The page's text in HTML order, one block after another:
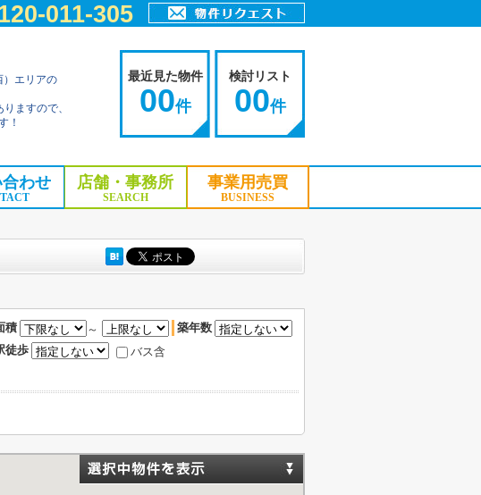
011-305
）エリアの
ますので、
！
最近見た物件
00件
検討リスト
00件
わせ 店舗・事務所
SEARCH
事業用売買
BUSINESS
積 ～
築年数
徒歩
バス含